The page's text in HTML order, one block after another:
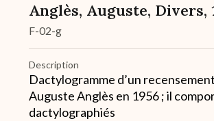
Anglès, Auguste, Divers,
F-02-g
Description
Dactylogramme d’un
Auguste Anglès en 1956 ; il
dactylographiés